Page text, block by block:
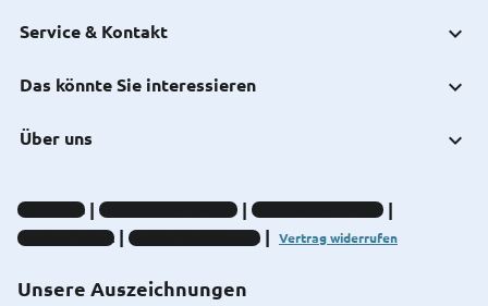
Service & Kontakt
Das könnte Sie interessieren
Über uns
Unsere Auszeichnungen
Impressum Datenschutz-Hinweise
Compliance-Hinweise
Barrierefreiheit
Cookie-Einstellungen Vertrag widerrufen